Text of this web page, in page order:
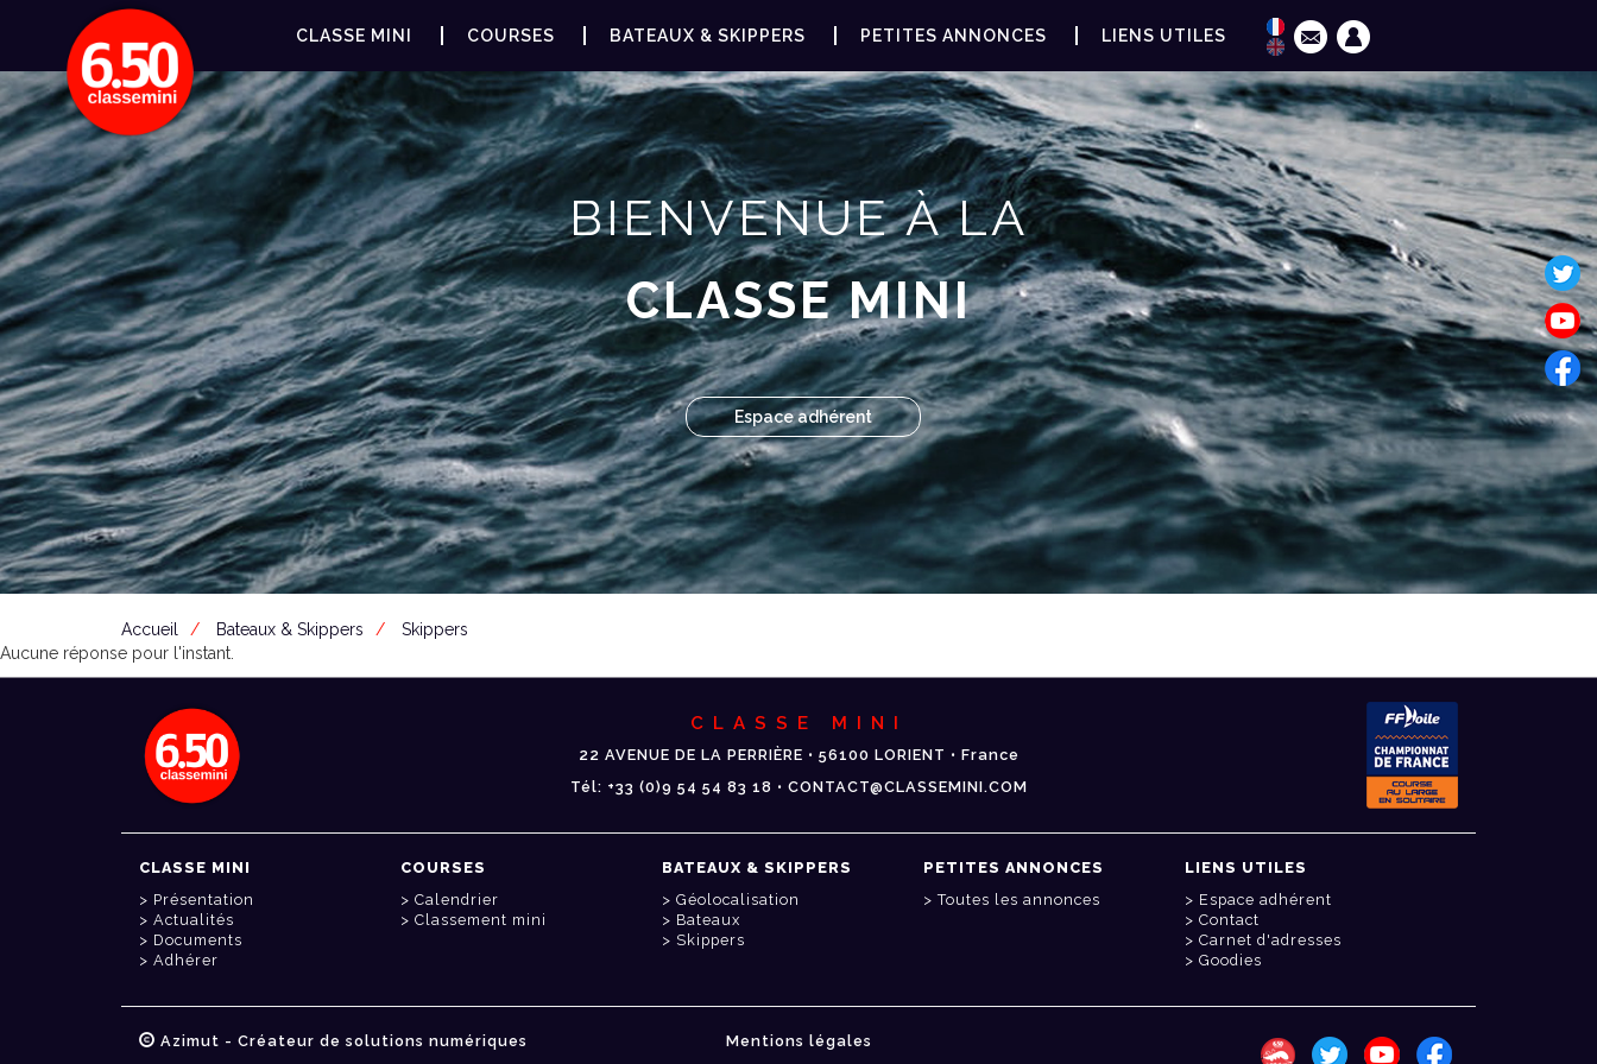
CLASSE MINI COURSES BATEAUX & SKIPPERS PETITES ANNONCES LIENS UTILES
BIENVENUE À LA
CLASSE MINI
Espace adhérent
Accueil Bateaux & Skippers
Skippers
Aucune réponse pour l'instant.
CLASSE MINI
22 AVENUE DE LA PERRIÈRE • 56100 LORIENT • France
Tél: +33 (0)9 54 54 83 18 • CONTACT@CLASSEMINI.COM
CLASSE MINI
Présentation
Actualités
Documents
Adhérer
COURSES
Calendrier
Classement mini
BATEAUX & SKIPPERS
Géolocalisation
Bateaux
Skippers
PETITES ANNONCES
Toutes les annonces
LIENS UTILES
Espace adhérent
Contact
Carnet d'adresses
Goodies
Azimut - Créateur de solutions numériques Mentions légales